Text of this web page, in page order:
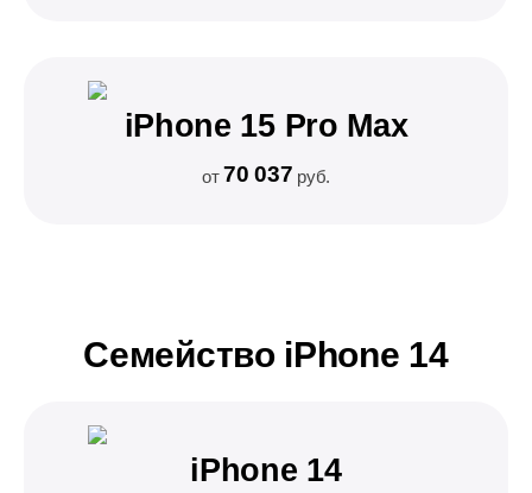
iPhone 15 Pro Max
от70 037 руб.
Семейство iPhone 14
iPhone 14